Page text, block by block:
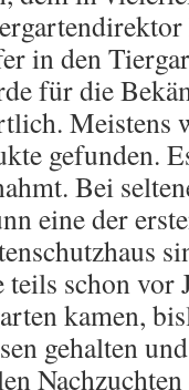
in den
für die
Meistens
gefunden.
Bei
eine der
teils schon
kamen,
gehalten